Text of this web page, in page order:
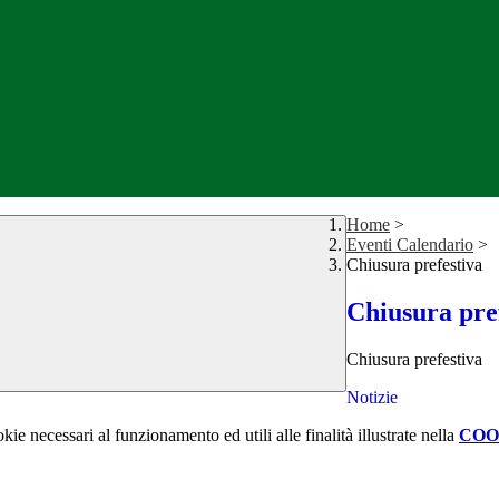
Home >
Eventi Calendario >
Chiusura prefestiva
Chiusura
Chiusura prefestiva
Notizie
necessari al funzionamento ed utili alle finalità illustrate nella